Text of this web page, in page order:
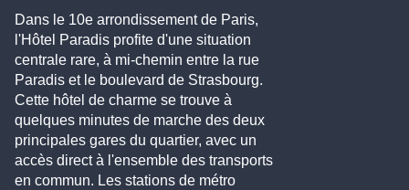
Dans le 10e arrondissement de Paris,
l'Hôtel Paradis profite d'une situation
centrale rare, à mi-chemin entre la rue
Paradis et le boulevard de Strasbourg.
Cette hôtel de charme se trouve à
quelques minutes de marche des deux
principales gares du quartier, avec un
accès direct à l'ensemble des transports
en commun. Les stations de métro